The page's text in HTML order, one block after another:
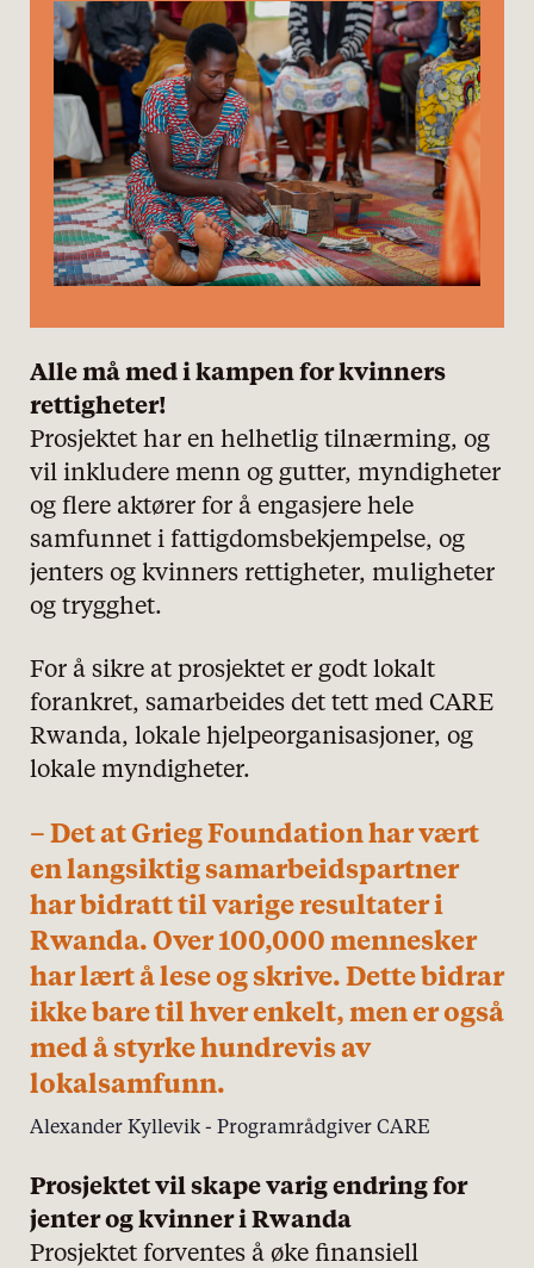
Alle må med i kampen for kvinners
rettigheter!
Prosjektet har en helhetlig tilnærming, og
vil inkludere menn og gutter, myndigheter
og flere aktører for å engasjere hele
samfunnet i fattigdomsbekjempelse, og
jenters og kvinners rettigheter, muligheter
og trygghet.
For å sikre at prosjektet er godt lokalt
forankret, samarbeides det tett med CARE
Rwanda, lokale hjelpeorganisasjoner, og
lokale myndigheter.
– Det at Grieg Foundation har vært
en langsiktig samarbeidspartner
har bidratt til varige resultater i
Rwanda. Over 100,000 mennesker
har lært å lese og skrive. Dette bidrar
ikke bare til hver enkelt, men er også
med å styrke hundrevis av
lokalsamfunn.
Alexander Kyllevik - Programrådgiver CARE
Prosjektet vil skape varig endring for
jenter og kvinner i Rwanda
Prosjektet forventes å øke finansiell